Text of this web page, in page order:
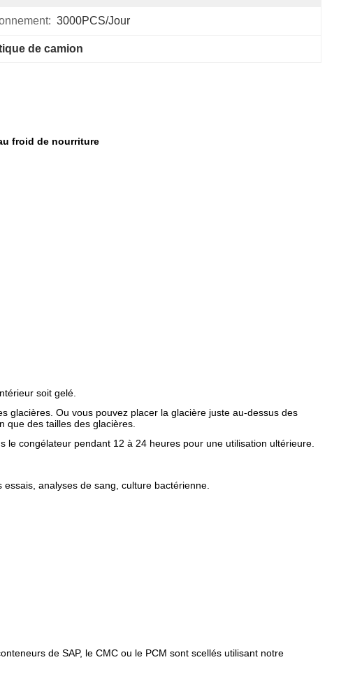
3000PCS/jour
de camion
froid de nourriture
soit gelé.
Ou vous pouvez placer la glacière juste au-dessus des
que des tailles des glacières.
congélateur pendant 12 à 24 heures pour une utilisation ultérieure.
analyses de sang, culture bactérienne.
de SAP, le CMC ou le PCM sont scellés utilisant notre